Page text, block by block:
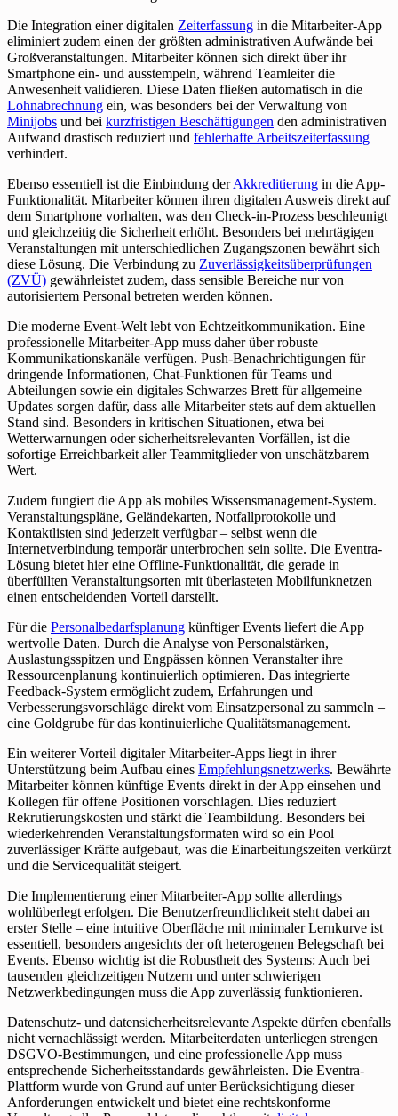
Die Integration einer digitalen Zeiterfassung in die Mitarbeiter-App
eliminiert zudem einen der größten administrativen Aufwände bei
Großveranstaltungen. Mitarbeiter können sich direkt über ihr
Smartphone ein- und ausstempeln, während Teamleiter die
Anwesenheit validieren. Diese Daten fließen automatisch in die
Lohnabrechnung ein, was besonders bei der Verwaltung von
Minijobs und bei kurzfristigen Beschäftigungen den administrativen
Aufwand drastisch reduziert und fehlerhafte Arbeitszeiterfassung
verhindert.
Ebenso essentiell ist die Einbindung derAkkreditierung in die App-
Funktionalität. Mitarbeiter können ihren digitalen Ausweis direkt auf
dem Smartphone vorhalten, was den Check-in-Prozess beschleunigt
und gleichzeitig die Sicherheit erhöht. Besonders bei mehrtägigen
Veranstaltungen mit unterschiedlichen Zugangszonen bewährt sich
diese Lösung. Die Verbindung zu Zuverlässigkeitsüberprüfungen
(ZVÜ) gewährleistet zudem, dass sensible Bereiche nur von
autorisiertem Personal betreten werden können.
Die moderne Event-Welt lebt von Echtzeitkommunikation. Eine
professionelle Mitarbeiter-App muss daher über robuste
Kommunikationskanäle verfügen. Push-Benachrichtigungen für
dringende Informationen, Chat-Funktionen für Teams und
Abteilungen sowie ein digitales Schwarzes Brett für allgemeine
Updates sorgen dafür, dass alle Mitarbeiter stets auf dem aktuellen
Stand sind. Besonders in kritischen Situationen, etwa bei
Wetterwarnungen oder sicherheitsrelevanten Vorfällen, ist die
sofortige Erreichbarkeit aller Teammitglieder von unschätzbarem
Wert.
Zudem fungiert die App als mobiles Wissensmanagement-System.
Veranstaltungspläne, Geländekarten, Notfallprotokolle und
Kontaktlisten sind jederzeit verfügbar – selbst wenn die
Internetverbindung temporär unterbrochen sein sollte. Die Eventra-
Lösung bietet hier eine Offline-Funktionalität, die gerade in
überfüllten Veranstaltungsorten mit überlasteten Mobilfunknetzen
einen entscheidenden Vorteil darstellt.
Für die Personalbedarfsplanung künftiger Events liefert die App
wertvolle Daten. Durch die Analyse von Personalstärken,
Auslastungsspitzen und Engpässen können Veranstalter ihre
Ressourcenplanung kontinuierlich optimieren. Das integrierte
Feedback-System ermöglicht zudem, Erfahrungen und
Verbesserungsvorschläge direkt vom Einsatzpersonal zu sammeln –
eine Goldgrube für das kontinuierliche Qualitätsmanagement.
Ein weiterer Vorteil digitaler Mitarbeiter-Apps liegt in ihrer
Unterstützung beim Aufbau eines Empfehlungsnetzwerks. Bewährte
Mitarbeiter können künftige Events direkt in der App einsehen und
Kollegen für offene Positionen vorschlagen. Dies reduziert
Rekrutierungskosten und stärkt die Teambildung. Besonders bei
wiederkehrenden Veranstaltungsformaten wird so ein Pool
zuverlässiger Kräfte aufgebaut, was die Einarbeitungszeiten verkürzt
und die Servicequalität steigert.
Die Implementierung einer Mitarbeiter-App sollte allerdings
wohlüberlegt erfolgen. Die Benutzerfreundlichkeit steht dabei an
erster Stelle – eine intuitive Oberfläche mit minimaler Lernkurve ist
essentiell, besonders angesichts der oft heterogenen Belegschaft bei
Events. Ebenso wichtig ist die Robustheit des Systems: Auch bei
tausenden gleichzeitigen Nutzern und unter schwierigen
Netzwerkbedingungen muss die App zuverlässig funktionieren.
Datenschutz- und datensicherheitsrelevante Aspekte dürfen ebenfalls
nicht vernachlässigt werden. Mitarbeiterdaten unterliegen strengen
DSGVO-Bestimmungen, und eine professionelle App muss
entsprechende Sicherheitsstandards gewährleisten. Die Eventra-
Plattform wurde von Grund auf unter Berücksichtigung dieser
Anforderungen entwickelt und bietet eine rechtskonforme